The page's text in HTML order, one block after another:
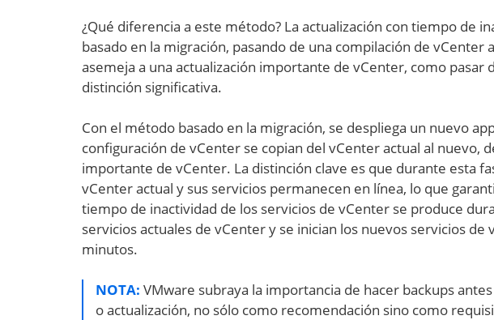
¿Qué diferencia a este método? La actualización con tiempo de
basado en la migración, pasando de una compilación de vCenter
asemeja a una actualización importante de vCenter, como pasar
distinción significativa.
Con el método basado en la migración, se despliega un nuevo
configuración de vCenter se copian del vCenter actual al nuevo,
importante de vCenter. La distinción clave es que durante esta
vCenter actual y sus servicios permanecen en línea, lo que
tiempo de inactividad de los servicios de vCenter se produce
servicios actuales de vCenter y se inician los nuevos servicios
minutos.
NOTA: VMware subraya la importancia de hacer backups
o actualización, no sólo como recomendación sino como